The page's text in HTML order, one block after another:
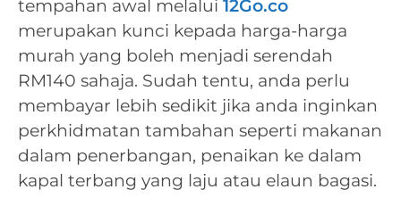
tempahan awal melalui 12Go.co
merupakan kunci kepada harga-harga
murah yang boleh menjadi serendah
RM140 sahaja. Sudah tentu, anda perlu
membayar lebih sedikit jika anda inginkan
perkhidmatan tambahan seperti makanan
dalam penerbangan, penaikan ke dalam
kapal terbang yang laju atau elaun bagasi.